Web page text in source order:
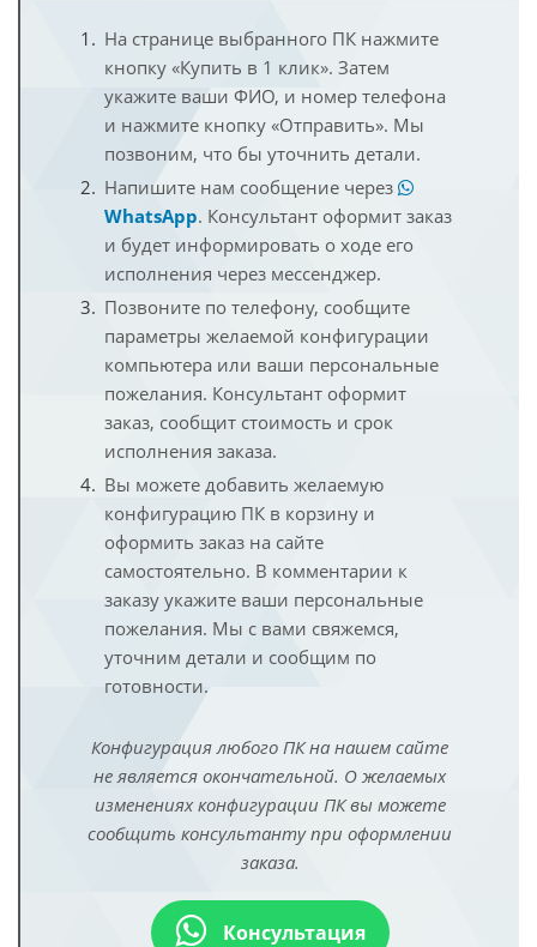
На странице выбранного ПК нажмите
кнопку «Купить в 1 клик». Затем
укажите ваши ФИО, и номер телефона
и нажмите кнопку «Отправить». Мы
позвоним, что бы уточнить детали.
Напишите нам сообщение через
WhatsApp. Консультант оформит заказ
и будет информировать о ходе его
исполнения через мессенджер.
Позвоните по телефону, сообщите
параметры желаемой конфигурации
компьютера или ваши персональные
пожелания. Консультант оформит
заказ, сообщит стоимость и срок
исполнения заказа.
Вы можете добавить желаемую
конфигурацию ПК в корзину и
оформить заказ на сайте
самостоятельно. В комментарии к
заказу укажите ваши персональные
пожелания. Мы с вами свяжемся,
уточним детали и сообщим по
готовности.
Конфигурация любого ПК на нашем сайте
не является окончательной. О желаемых
изменениях конфигурации ПК вы можете
сообщить консультанту при оформлении
заказа.
Консультация